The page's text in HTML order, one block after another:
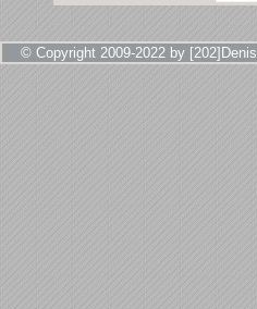
© Copyright 2009-2022 by [202]Denis